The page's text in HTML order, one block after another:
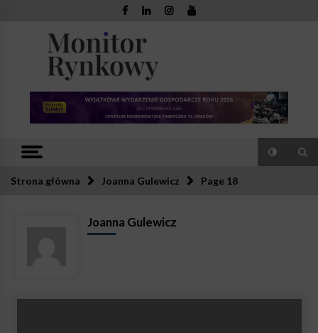
Monitor
Rynkowy
Strona główna Joanna Gulewicz Page 18
Joanna Gulewicz